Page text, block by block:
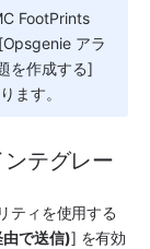
FootPrints
アラ
を作成する]
ます。
テグレー
ティを使用する
で送信)] を有効